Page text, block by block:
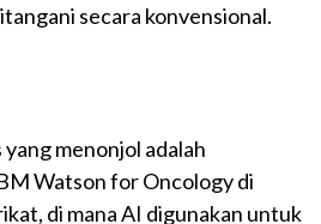
secara konvensional.
menonjol adalah
Watson for Oncology di
di mana AI digunakan untuk